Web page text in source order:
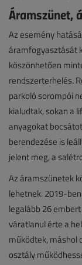
Áramszünet,
Az esemény
áramfogyasztását
köszönhetően
rendszerterhelés.
parkoló sorompói
kialudtak, sokan a
anyagokat
berendezése is
jelent meg, a
Az áramszünetek
lehetnek. 2019-
legalább 26
váratlanul érte a
működtek, máshol
osztály